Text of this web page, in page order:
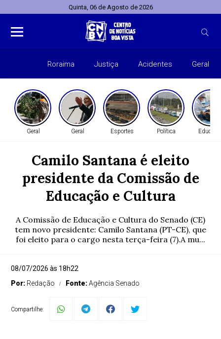
Quinta, 06 de Agosto de 2026
Roraima Justiça Acidentes Geral
Geral Geral Esportes Política
Camilo Santana é eleito
presidente da Comissão de
Educação e Cultura
A Comissão de Educação e Cultura do Senado (CE)
tem novo presidente: Camilo Santana (PT-CE), que
foi eleito para o cargo nesta terça-feira (7).A mu...
08/07/2026 às 18h22
Por: Redação Fonte:Agência Senado
Compartilhe: